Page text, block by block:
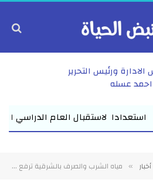
ورئيس التحرير
احمد عسله
وكيل أول وزارة التعليم
أخبار » مياه الشرب والصرف بالشرقية ترفع درجات الاستعداد القصوي لاستقبال عيد الاضحي المبارك